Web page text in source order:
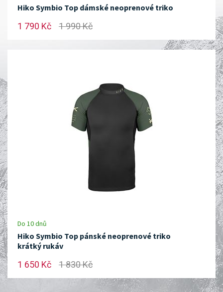
Hiko Symbio Top dámské neoprenové triko
1 790 Kč 1 990 Kč
Do 10 dnů
Hiko Symbio Top pánské neoprenové triko
krátký rukáv
1 650 Kč 1 830 Kč